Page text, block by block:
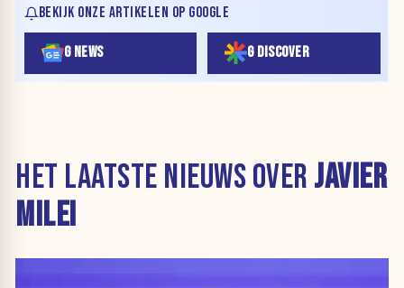
BEKIJK ONZE ARTIKELEN OP GOOGLE
G NEWS G DISCOVER
HET LAATSTE NIEUWS OVER JAVIER
MILEI